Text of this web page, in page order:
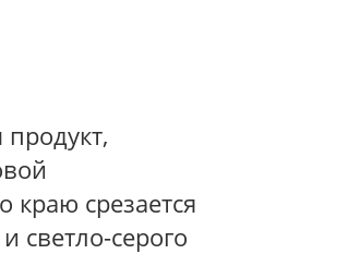
срезается
светло-серого